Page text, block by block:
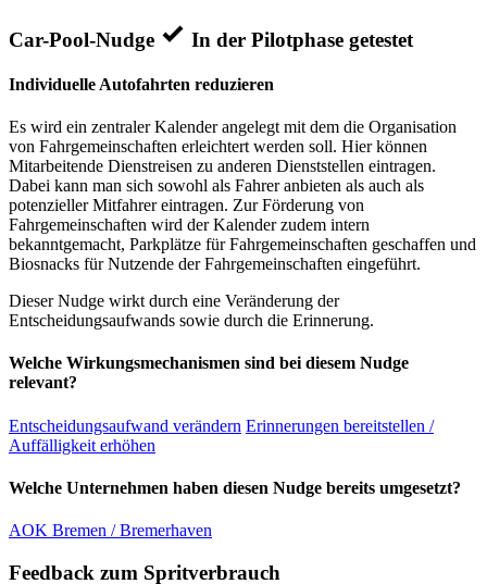
Car-Pool-Nudge In der Pilotphase getestet
Individuelle Autofahrten reduzieren
Es wird ein zentraler Kalender angelegt mit dem die Organisation
von Fahrgemeinschaften erleichtert werden soll. Hier können
Mitarbeitende Dienstreisen zu anderen Dienststellen eintragen.
Dabei kann man sich sowohl als Fahrer anbieten als auch als
potenzieller Mitfahrer eintragen. Zur Förderung von
Fahrgemeinschaften wird der Kalender zudem intern
bekanntgemacht, Parkplätze für Fahrgemeinschaften geschaffen und
Biosnacks für Nutzende der Fahrgemeinschaften eingeführt.
Dieser Nudge wirkt durch eine Veränderung der
Entscheidungsaufwands sowie durch die Erinnerung.
Welche Wirkungsmechanismen sind bei diesem Nudge
relevant?
Entscheidungsaufwand verändern Erinnerungen bereitstellen /
Auffälligkeit erhöhen
Welche Unternehmen haben diesen Nudge bereits umgesetzt?
AOK Bremen / Bremerhaven
Feedback zum Spritverbrauch